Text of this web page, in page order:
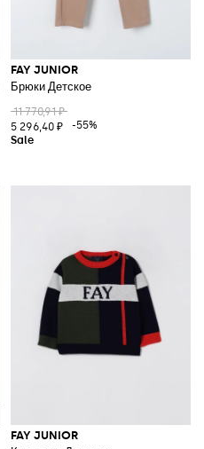
FAY JUNIOR
Брюки Детское
11 770,91 ₽
5 296,40 ₽
-55%
FAY JUNIOR